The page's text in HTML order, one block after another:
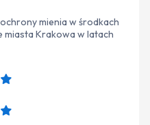
mienia w środkach
miasta Krakowa w latach